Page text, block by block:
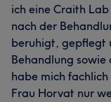
ich eine Craith
nach der
beruhigt, gepflegt
Behandlung sowie
habe mich
Frau Horvat nur